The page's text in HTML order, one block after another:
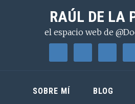
contenido
RAÚL DE LA
el espacio web de
SOBRE MÍ BLOG